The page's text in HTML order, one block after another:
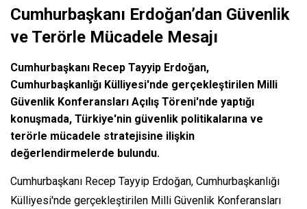
Cumhurbaşkanı Erdoğan’dan Güvenlik
ve Terörle Mücadele Mesajı
Cumhurbaşkanı Recep Tayyip Erdoğan,
Cumhurbaşkanlığı Külliyesi'nde gerçekleştirilen Milli
Güvenlik Konferansları Açılış Töreni'nde yaptığı
konuşmada, Türkiye'nin güvenlik politikalarına ve
terörle mücadele stratejisine ilişkin
değerlendirmelerde bulundu.
Cumhurbaşkanı Recep Tayyip Erdoğan, Cumhurbaşkanlığı
Külliyesi'nde gerçekleştirilen Milli Güvenlik Konferansları